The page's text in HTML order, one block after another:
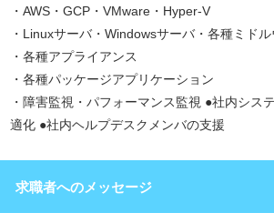
・AWS・GCP・VMware・Hyper-V
・Linuxサーバ・Windowsサーバ・各種ミド
・各種アプライアンス
・各種パッケージアプリケーション
・障害監視・パフォーマンス監視 ●社内シス
適化 ●社内ヘルプデスクメンバの支援
求職者へのメッセージ